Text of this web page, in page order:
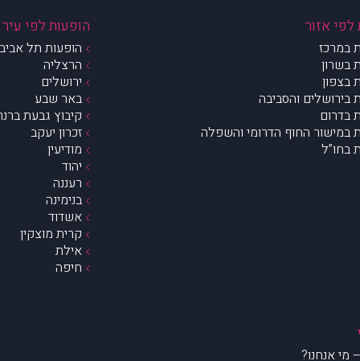
לפי אזור
במרכז
בשרון
בצפון
בירושלים והסביבה
בדרום
במישור החוף הדרומי והשפלה
בחו”ל
הופעות לפי עיר
הופעות תל
הרצליה
ירושלים
באר שבע
קיבוץ גבעת
זכרון יעקב
מודיעין
יהוד
רעננה
בנימינה
אשדוד
קרית מוצקין
אילת
חיפה